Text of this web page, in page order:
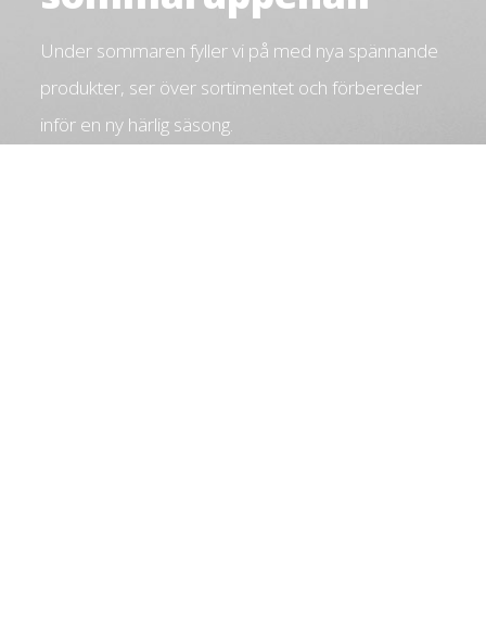
Under sommaren fyller vi på med nya spännande
produkter, ser över sortimentet och förbereder
inför en ny härlig säsong.